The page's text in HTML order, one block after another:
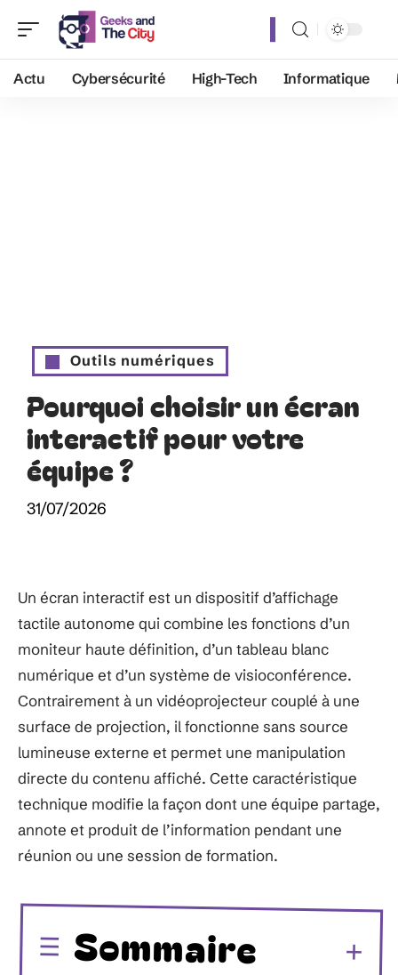
Actu Cybersécurité High-Tech Informatique
Outils numériques
Pourquoi choisir un écran
interactif pour votre
équipe ?
31/07/2026
Un écran interactif est un dispositif d’affichage
tactile autonome qui combine les fonctions d’un
moniteur haute définition, d’un tableau blanc
numérique et d’un système de visioconférence.
Contrairement à un vidéoprojecteur couplé à une
surface de projection, il fonctionne sans source
lumineuse externe et permet une manipulation
directe du contenu affiché. Cette caractéristique
technique modifie la façon dont une équipe partage,
annote et produit de l’information pendant une
réunion ou une session de formation.
Sommaire